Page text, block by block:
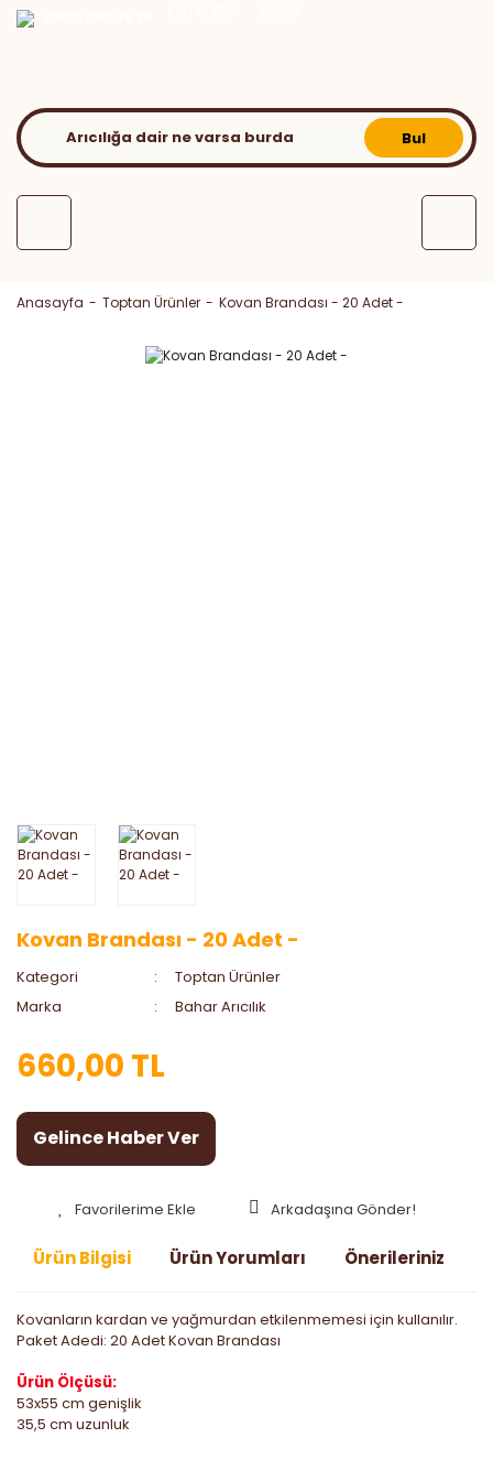
Bul
Anasayfa Toptan Ürünler Kovan Brandası - 20 Adet -
Kovan Brandası - 20 Adet -
Kategori
Toptan Ürünler
Marka
Bahar Arıcılık
660,00 TL
Gelince Haber Ver
Arkadaşına Gönder!
Ürün Bilgisi Ürün Yorumları Önerileriniz
Kovanların kardan ve yağmurdan etkilenmemesi için kullanılır.
Paket Adedi: 20 Adet Kovan Brandası
Ürün Ölçüsü:
53x55 cm genişlik
35,5 cm uzunluk